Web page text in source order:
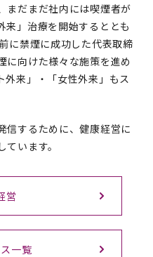
まだまだ社内には喫煙者が
来」治療を開始するととも
に禁煙に成功した代表取締
に向けた様々な施策を進め
外来」・「女性外来」もス
信するために、健康経営に
います。
営
一覧